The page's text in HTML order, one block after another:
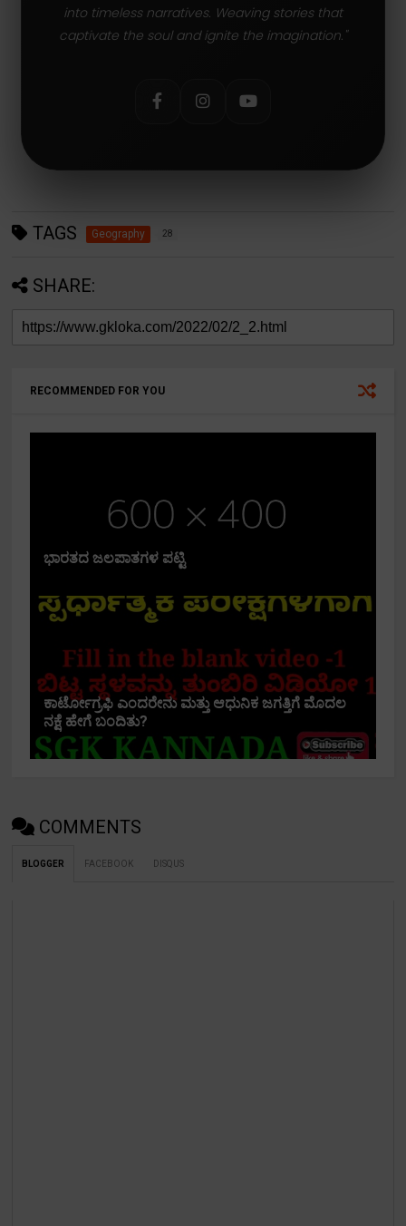
into timeless narratives. Weaving stories that
captivate the soul and ignite the imagination."
TAGS Geography 28
SHARE:
RECOMMENDED FOR YOU
ಭಾರತದ ಜಲಪಾತಗಳ ಪಟ್ಟಿ
ಕಾರ್ಟೋಗ್ರಫಿ ಎಂದರೇನು ಮತ್ತು ಆಧುನಿಕ ಜಗತ್ತಿಗೆ ಮೊದಲ
ನಕ್ಷೆ ಹೇಗೆ ಬಂದಿತು?
COMMENTS
BLOGGER FACEBOOK DISQUS